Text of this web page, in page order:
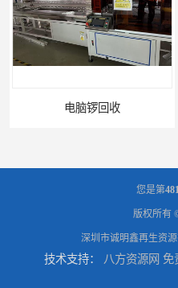
您是第
版权所有
深圳市诚明鑫再生资源
技术支持： 八方资源网 免